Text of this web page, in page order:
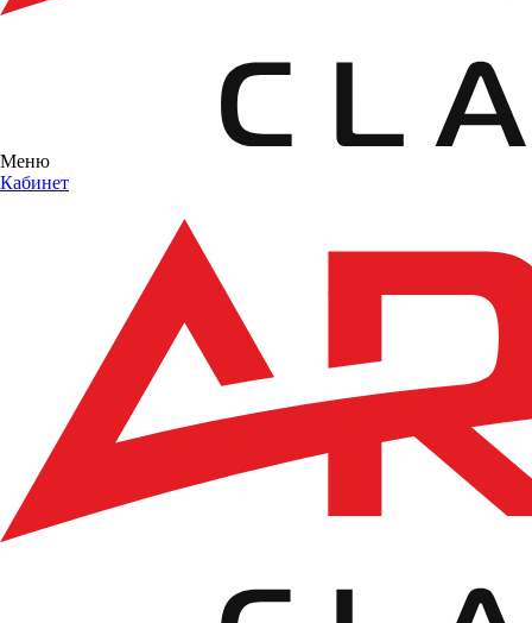
Меню
Кабинет